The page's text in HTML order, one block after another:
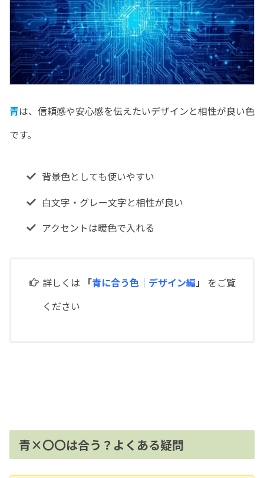
青は、信頼感や安心感を伝えたいデザインと相性が良い色
です。
背景色としても使いやすい
白文字・グレー文字と相性が良い
アクセントは暖色で入れる
詳しくは 「青に合う色｜デザイン編」
をご覧
ください
青×〇〇は合う？よくある疑問